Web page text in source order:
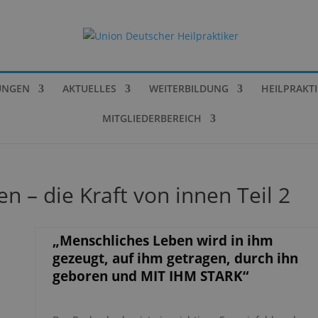
AKTUELLES WEITERBILDUNG
MITGLIEDERBEREICH
– die Kraft von innen Teil 2
„Menschliches Leben wird in ihm
gezeugt, auf ihm getragen, durch ihn
geboren und MIT IHM STARK“